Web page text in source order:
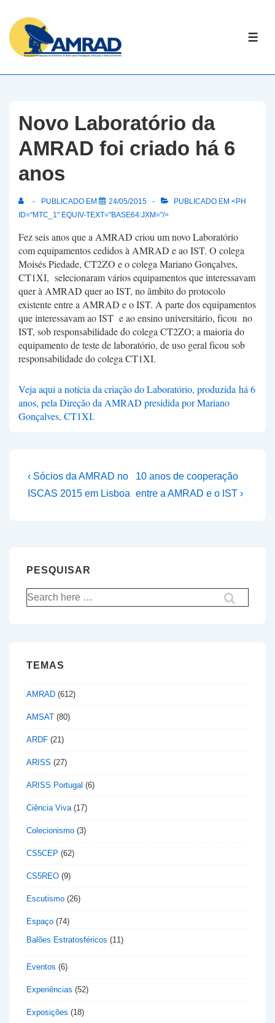
Skip
Content
Novo Laboratório da
AMRAD foi criado há 6
anos
PUBLICADO EM 24/05/2015
PUBLICADO EM <PH
ID="MTC_1" EQUIV-TEXT="BASE64:JXM="/>
Fez seis anos que a AMRAD criou um novo Laboratório
com equipamentos cedidos à AMRAD e ao IST. O colega
Moisés Piedade, CT2ZO e o colega Mariano Gonçalves,
CT1XI, selecionaram vários equipamentos que interessavam
quer à AMRAD quer ao IST, no âmbito do protocolo
existente entre a AMRAD e o IST. A parte dos equipamentos
que interessavam ao IST e ao ensino universitário, ficou no
IST, sob responsabilidade do colega CT2ZO; a maioria do
equipamento de teste de laboratório, de uso geral ficou sob
responsabilidade do colega CT1XI.
Veja aqui a notícia da criação do Laboratório, produzida há 6
anos, pela Direção da AMRAD presidida por Mariano
Gonçalves, CT1XI.
Navegação
de
Previous
Post
‹ Sócios da AMRAD no
ISCAS 2015 em Lisboa
Next
Post
10 anos de cooperação
entre a AMRAD e o IST ›
PESQUISAR
Pesquisar
por:
TEMAS
AMRAD (612)
AMSAT (80)
ARDF (21)
ARISS (27)
ARISS Portugal (6)
Ciência Viva(17)
Colecionismo (3)
CS5CEP (62)
CS5REO (9)
Escutismo (26)
Espaço (74)
Balões Estratosféricos (11)
Eventos (6)
Experiências (52)
Exposições (18)